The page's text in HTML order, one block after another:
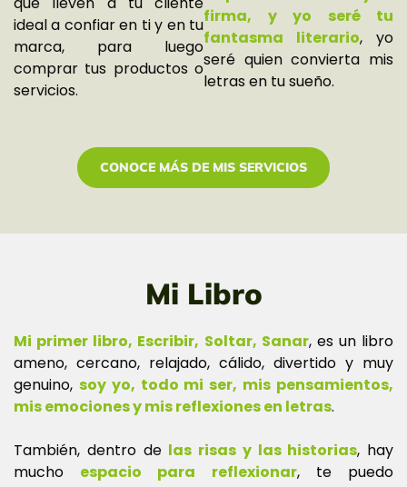
ideal a confiar en ti y en tu
marca, para luego
comprar tus productos o
servicios.
firma, y yo seré tu
fantasma literario, yo
seré quien convierta mis
letras en tu sueño.
CONOCE MÁS DE MIS SERVICIOS
Mi Libro
Mi primer libro, Escribir, Soltar, Sanar, es un libro
ameno, cercano, relajado, cálido, divertido y muy
genuino, soy yo, todo mi ser, mis pensamientos,
mis emociones y mis reflexiones en letras.
También, dentro de las risas y las historias, hay
mucho espacio para reflexionar, te puedo